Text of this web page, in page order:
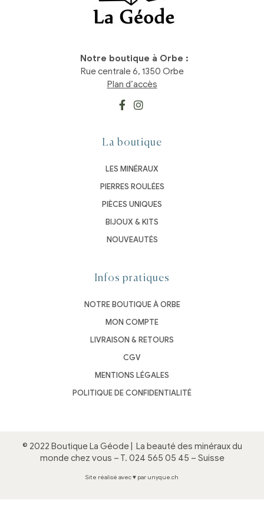
La boutique
LES MINÉRAUX
PIERRES ROULÉES
PIÈCES UNIQUES
BIJOUX & KITS
NOUVEAUTÉS
Notre boutique à Orbe :
Rue centrale 6, 1350 Orbe
Plan d’accès
Infos pratiques
NOTRE BOUTIQUE À ORBE
MON COMPTE
LIVRAISON & RETOURS
CGV
MENTIONS LÉGALES
POLITIQUE DE CONFIDENTIALITÉ
© 2022 Boutique La Géode | La beauté des minéraux du
monde chez vous – T. 024 565 05 45 – Suisse
Site réalisé avec ♥ par unyque.ch